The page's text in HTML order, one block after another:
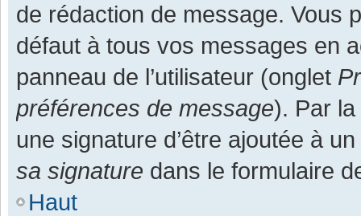
de rédaction de message. Vous
défaut à tous vos messages en
panneau de l’utilisateur (onglet
préférences de message). Par
une signature d’être ajoutée à
sa signature dans le formulaire
Haut